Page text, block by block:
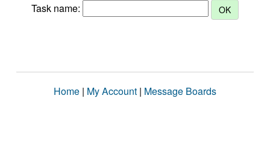
Task name:
Home | My Account | Message Boards